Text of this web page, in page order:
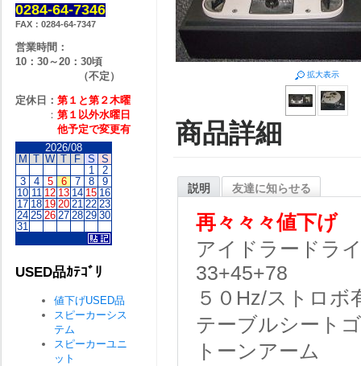
拡大表示
商品詳細
説明 友達に知らせる
再々々 々値下げ
アイドラードラ
33+45+78
５０Hz/ストロボ
テーブルシート
トーンアーム
0284-64-7346
FAX：0284-64-7347
営業時間：
10：30～20：30頃
（不定）
定休日： 第１と第２木曜
： 第１以外水曜日
他予定で変更有
2026/08
M T W T F S S
1
2
3
4 5 6 7 8
9
10 11 12 13 14 15 16
17 18 19 20 21 22 23
24 25 26 27 28 29 30
31
USED品ｶﾃｺﾞﾘ
値下げUSED品
スピーカーシス
テム
スピーカーユニ
ット